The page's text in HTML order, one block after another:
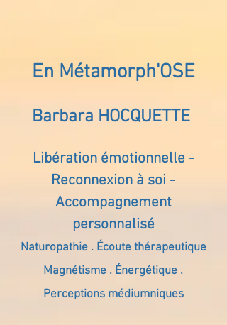
En Métamorph'OSE
Barbara HOCQUETTE
Libération émotionnelle -
Reconnexion à soi -
Accompagnement
personnalisé
Naturopathie . Écoute thérapeutique
Magnétisme . Énergétique .
Perceptions médiumniques